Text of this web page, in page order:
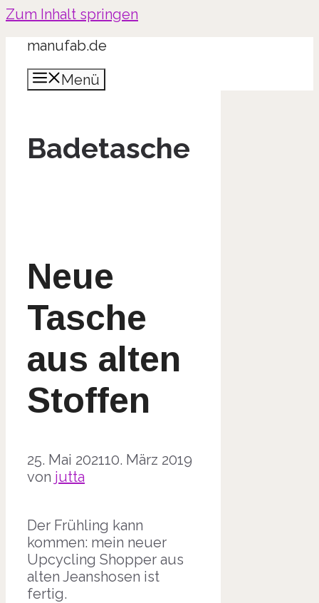
Zum Inhalt springen
manufab.de
Menü
Badetasche
Neue
Tasche
aus alten
Stoffen
25. Mai 202110. März 2019
von jutta
Der Frühling kann
kommen: mein neuer
Upcycling Shopper aus
alten Jeanshosen ist
fertig.